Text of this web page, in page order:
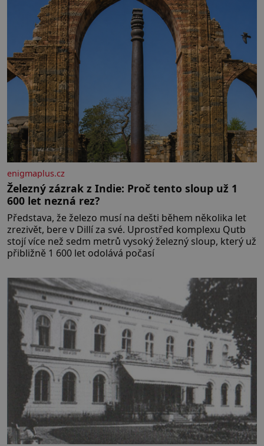
enigmaplus.cz
Železný zázrak z Indie: Proč tento sloup už 1
600 let nezná rez?
Představa, že železo musí na dešti během několika let
zrezivět, bere v Dillí za své. Uprostřed komplexu Qutb
stojí více než sedm metrů vysoký železný sloup, který už
přibližně 1 600 let odolává počasí